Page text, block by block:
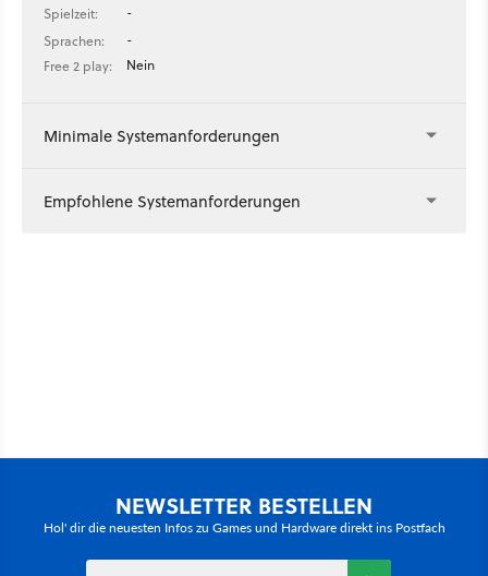
Spielzeit:
-
Sprachen:
-
Free 2 play:
Nein
Minimale Systemanforderungen
Empfohlene Systemanforderungen
NEWSLETTER BESTELLEN
Hol' dir die neuesten Infos zu Games und Hardware direkt ins Postfach